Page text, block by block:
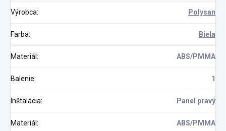
Výrobca: Polysan
Farba: Biela
Materiál: ABS/PMMA
Balenie: 1
Inštalácia: Panel pravý
Materiál: ABS/PMMA